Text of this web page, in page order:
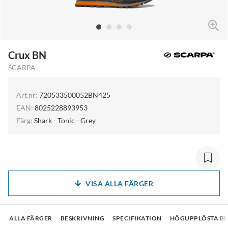
Crux BN
SCARPA
Art.nr: 720533500052BN425
EAN: 8025228893953
Färg: Shark - Tonic - Grey
VISA ALLA FÄRGER
ALLA FÄRGER BESKRIVNING SPECIFIKATION HÖGUPPLÖSTA